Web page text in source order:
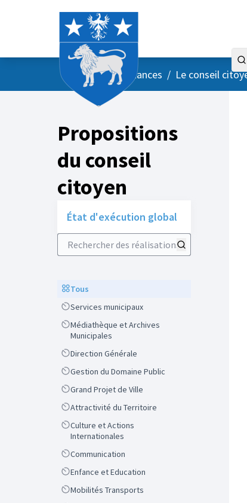
AccueilMenu principal
/ Vos instances / Le conseil
Propositions
du conseil
citoyen
État d'exécution global
Rechercher des réalisations
ScopeTous
ScopeServices municipaux
Scope
Médiathèque et Archives
Municipales
ScopeDirection Générale
ScopeGestion du Domaine Public
ScopeGrand Projet de Ville
ScopeAttractivité du Territoire
Scope
Culture et Actions
Internationales
ScopeCommunication
ScopeEnfance et Education
ScopeMobilités Transports